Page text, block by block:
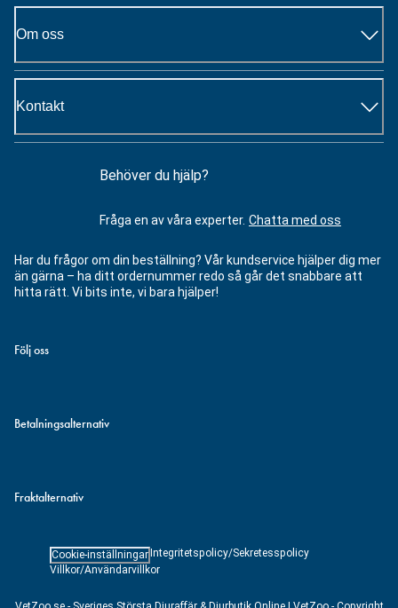
Om oss
Kontakt
Behöver du hjälp?
Fråga en av våra experter. Chatta med oss
Har du frågor om din beställning? Vår kundservice hjälper dig mer
än gärna – ha ditt ordernummer redo så går det snabbare att
hitta rätt. Vi bits inte, vi bara hjälper!
Följ oss
Betalningsalternativ
Fraktalternativ
Cookie-inställningar Integritetspolicy/Sekretesspolicy
Villkor/Användarvillkor